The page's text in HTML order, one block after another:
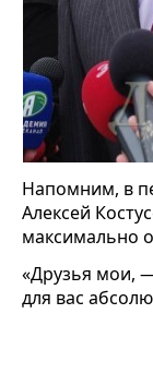
Напомним, в
Алексей
максимально
«Друзья мои,
для вас